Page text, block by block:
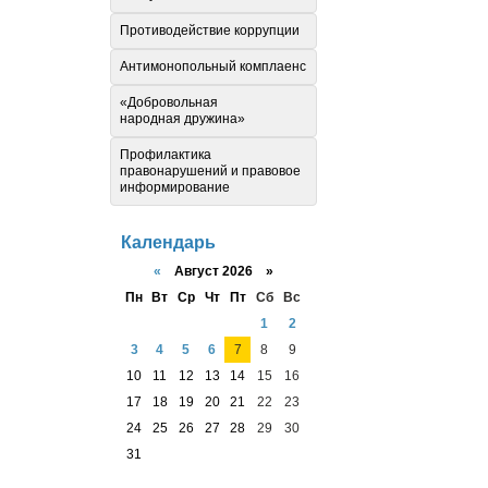
Противодействие коррупции
Антимонопольный комплаенс
«Добровольная
народная дружина»
Профилактика
правонарушений и правовое
информирование
Календарь
« Август 2026 »
Пн
Вт Ср Чт Пт Сб
Вс
1
2
3
4 5 6 7 8
9
10
11 12 13 14 15
16
17
18 19 20 21 22
23
24
25 26 27 28 29
30
31